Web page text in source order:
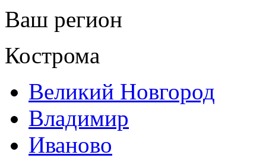
Ваш регион
Кострома
Великий Новгород
Владимир
Иваново